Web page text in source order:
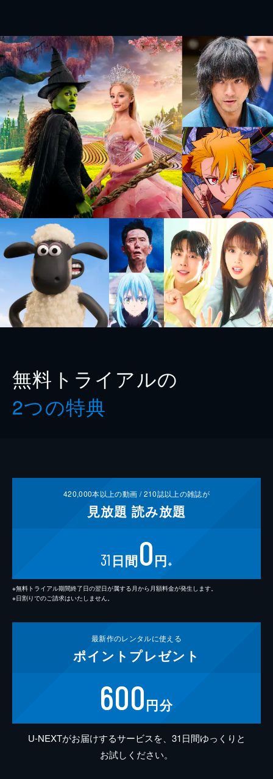
無料トライアルの
2つの特典
420,000本以上の動画 /210誌以上の雑誌が
見放題 読み放題
31 日間0円 ※
※無料トライアル期間終了日の翌日が属する月から月額料金が発生します。
※日割りでのご請求はいたしません。
最新作のレンタルに使える
ポイント プレゼント
600円分
U-NEXTがお届けするサービスを、31日間ゆっくりと
お試しください。